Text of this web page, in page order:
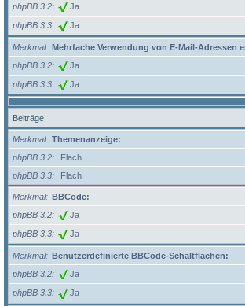
phpBB 3.2
Ja
phpBB 3.3 Ja
Merkmal
Mehrfache Verwendung von E-Mail-Adressen
phpBB 3.2
Ja
phpBB 3.3 Ja
Beiträge
Merkmal
Themenanzeige:
phpBB 3.2
Flach
phpBB 3.3
Flach
Merkmal
BBCode:
phpBB 3.2
Ja
phpBB 3.3 Ja
Merkmal
Benutzerdefinierte BBCode-Schaltflächen:
phpBB 3.2
Ja
phpBB 3.3 Ja